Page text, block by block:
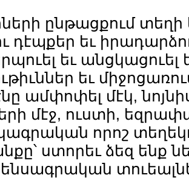
ընթացքում տեղի
դէպքեր եւ
եւ
եւ
ամփոփել մէկ,
մէջ, ուստի,
որոշ
ստորեւ ձեզ ենք